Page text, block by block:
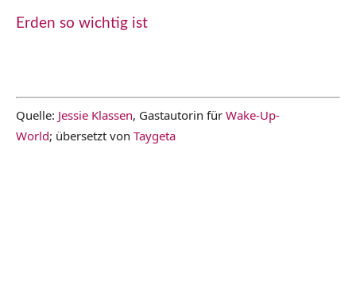
Erden so wichtig ist
Quelle: Jessie Klassen, Gastautorin für Wake-Up-
World; übersetzt von Taygeta